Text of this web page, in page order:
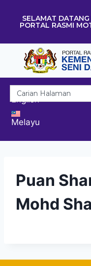
SELAMAT DATANG
PORTAL RASMI
English
Melayu
Puan
Mohd